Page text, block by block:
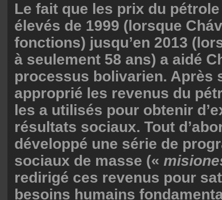
Le fait que les prix du
élevés de 1999 (lorsque
fonctions) jusqu’en 2013
à seulement 58 ans) a aidé
processus bolivarien. Après
approprié les revenus du
les a utilisés pour obtenir
résultats sociaux. Tout
développé une série de
sociaux de masse («
redirigé ces revenus pour
besoins humains